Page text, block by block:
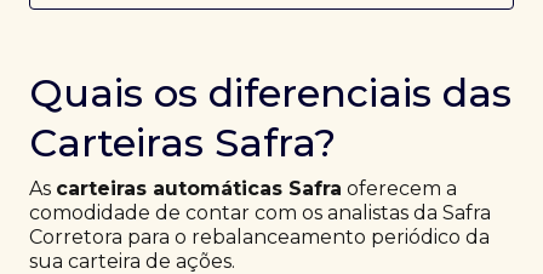
Quais os diferenciais das
Carteiras Safra?
As carteiras automáticas Safra oferecem a
comodidade de contar com os analistas da Safra
Corretora para o rebalanceamento periódico da
sua carteira de ações.